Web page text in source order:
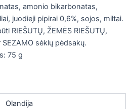
amonio bikarbonatas,
juodieji pipirai 0,6%, sojos, miltai.
RIEŠUTŲ, ŽEMĖS RIEŠUTŲ,
SEZAMO sėklų pėdsakų.
75 g
Olandija